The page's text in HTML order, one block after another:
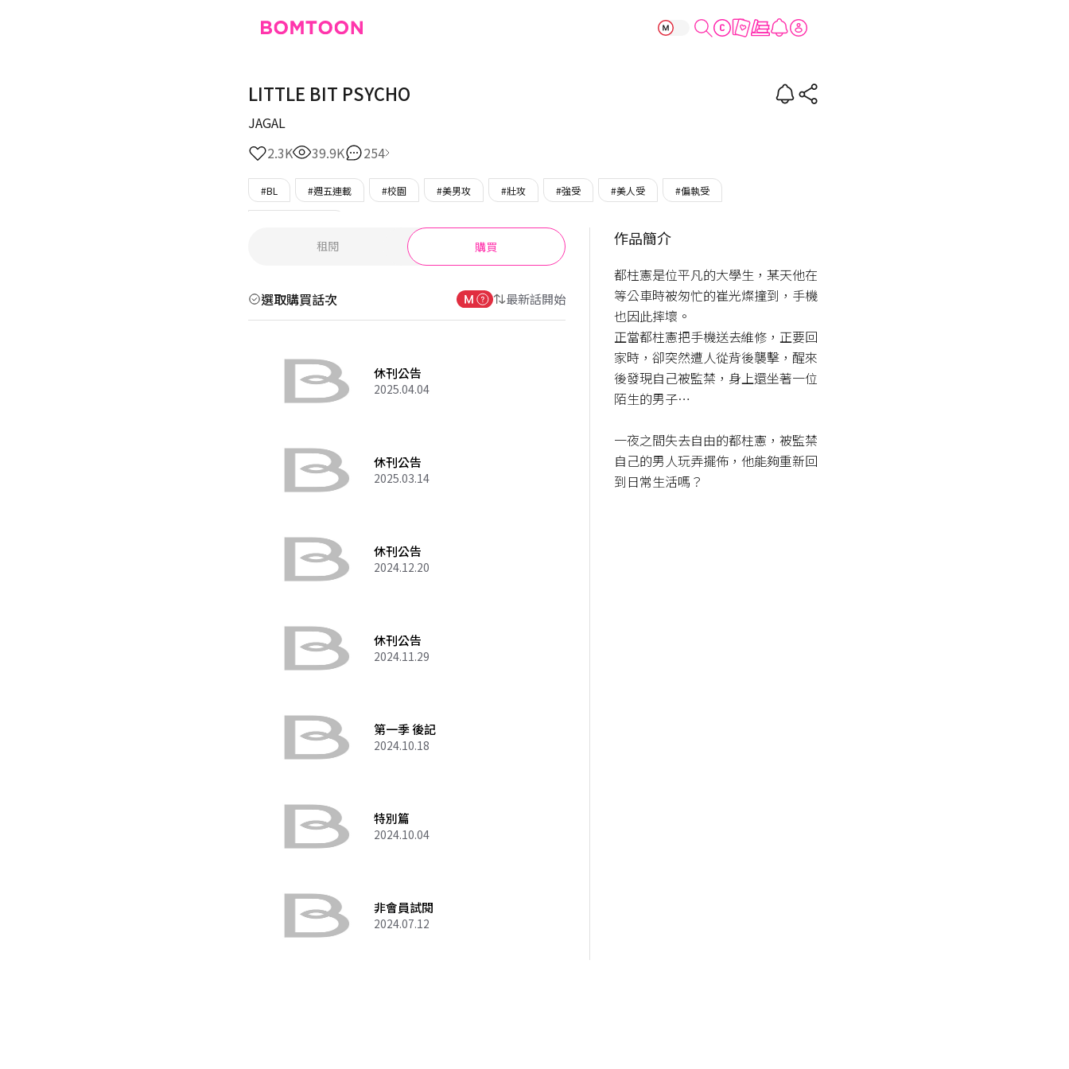
LITTLE BIT PSYCHO
LITTLE BIT PSYCHO
JAGAL
2.3K
39.9K 254
#BL #週五連載 #校園 #美男攻 #壯攻 #強受 #美人受 #偏執受
租閱 購買
選取購買話次 最新話開始
休刊公告
2025.04.04
休刊公告
2025.03.14
休刊公告
2024.12.20
休刊公告
2024.11.29
第一季 後記
2024.10.18
特別篇
2024.10.04
非會員試閱
2024.07.12
作品簡介
都柱憲是位平凡的大學生，某天他在
等公車時被匆忙的崔光燦撞到，手機
也因此摔壞。
正當都柱憲把手機送去維修，正要回
家時，卻突然遭人從背後襲擊，醒來
後發現自己被監禁，身上還坐著一位
陌生的男子…
一夜之間失去自由的都柱憲，被監禁
自己的男人玩弄擺佈，他能夠重新回
到日常生活嗎？